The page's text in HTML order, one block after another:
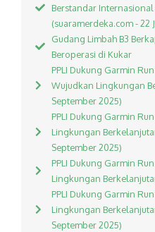
Berstandar
(suaramerdeka.com - 22
Gudang Limbah B3
Beroperasi di Kukar
PPLI Dukung Garmin
Wujudkan Lingkungan
September 2025)
PPLI Dukung Garmin
Lingkungan
September 2025)
PPLI Dukung Garmin
Lingkungan
PPLI Dukung Garmin
Lingkungan
September 2025)